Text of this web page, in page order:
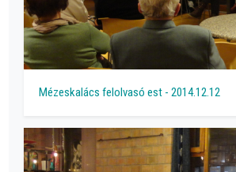
Mézeskalács felolvasó est - 2014.12.12